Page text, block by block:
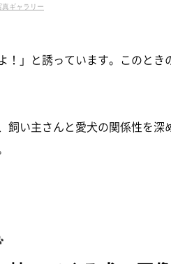
ギャラリー
」と誘っています。このとき
い主さんと愛犬の関係性を深